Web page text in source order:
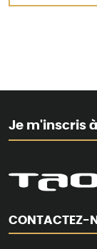
Je m'inscris
CONTACTEZ-